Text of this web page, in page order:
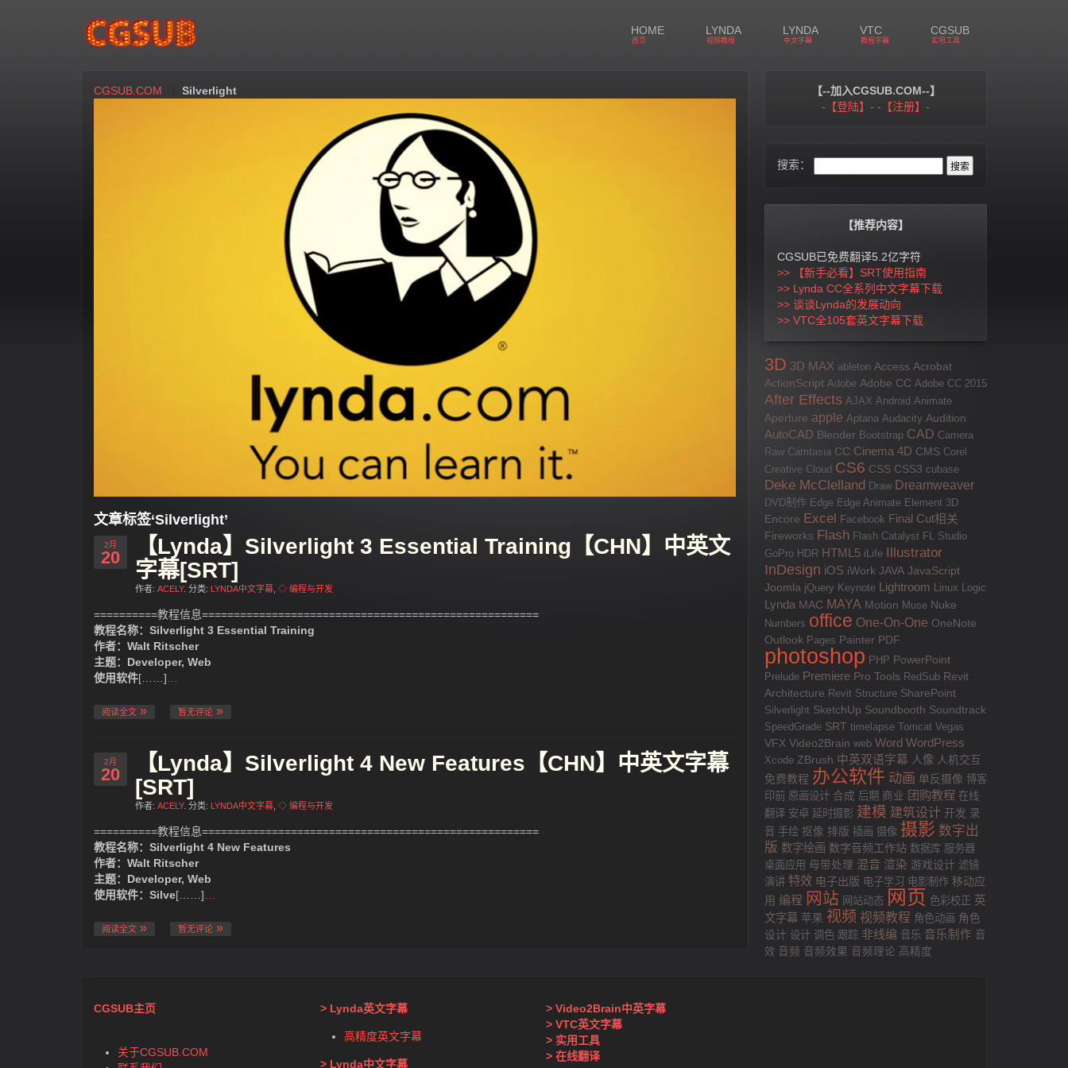
HOME
首页
LYNDA
视频教程
LYNDA
中文字幕
VTC
教程字幕
CGSUB
实用工具
CGSUB.COM Silverlight
文章标签‘Silverlight’
2月
20
【Lynda】Silverlight 3 Essential Training【CHN】中英文
字幕[SRT]
作者: ACELY. 分类: LYNDA中文字幕 ◇ 编程与开发
==========教程信息=====================================================
教程名称：Silverlight 3 Essential Training
作者：Walt Ritscher
主题：Developer, Web
使用软件[……]
阅读全文 暂无评论
2月
20
【Lynda】Silverlight 4 New Features【CHN】中英文字幕
[SRT]
作者: ACELY. 分类: LYNDA中文字幕 ◇ 编程与开发
==========教程信息=====================================================
教程名称：Silverlight 4 New Features
作者：Walt Ritscher
主题：Developer, Web
使用软件：Silve[……]
阅读全文 暂无评论
【--加入CGSUB.COM--】
-【登陆】- -【注册】-
搜索：
【推荐内容】
CGSUB已免费翻译5.2亿字符
>> 【新手必看】SRT使用指南
>> Lynda CC全系列中文字幕下载
>> 谈谈Lynda的发展动向
>> VTC全105套英文字幕下载
3D 3D MAX ableton Access Acrobat
ActionScript Adobe Adobe CC Adobe CC 2015
After Effects AJAX Android Animate
Aperture apple Aptana Audacity Audition
AutoCAD Blender Bootstrap CAD Camera
Raw Camtasia CC Cinema 4D CMS Corel
Creative Cloud CS6 CSS CSS3 cubase
Deke McClelland Draw Dreamweaver
DVD制作 Edge Edge Animate Element 3D
Encore Excel Facebook Final Cut相关
Fireworks Flash Flash Catalyst FL Studio
GoPro HDR HTML5 iLife Illustrator
InDesign iOS iWork JAVA JavaScript
Joomla jQuery Keynote Lightroom Linux Logic
Lynda MAC MAYA Motion Muse Nuke
Numbers office One-On-One OneNote
Outlook Pages Painter PDF
photoshop PHP PowerPoint
Prelude Premiere Pro Tools RedSub Revit
Architecture Revit Structure SharePoint
Silverlight SketchUp Soundbooth Soundtrack
SpeedGrade SRT timelapse Tomcat Vegas
VFX Video2Brain web Word WordPress
Xcode ZBrush 中英双语字幕 人像 人机交互
免费教程 办公软件 动画 单反摄像 博客
印前 原画设计 合成 后期 商业 团购教程 在线
翻译 安卓 延时摄影 建模 建筑设计 开发 录
音 手绘 抠像 排版 插画 摄像 摄影 数字出
版 数字绘画 数字音频工作站 数据库 服务器
桌面应用 母带处理 混音 渲染 游戏设计 滤镜
演讲 特效 电子出版 电子学习 电影制作 移动应
用 编程 网站 网站动态 网页 色彩校正 英
文字幕 苹果 视频 视频教程 角色动画 角色
设计 设计 调色 跟踪 非线编 音乐 音乐制作 音
效 音频 音频效果 音频理论 高精度
CGSUB主页
关于CGSUB.COM
> Lynda英文字幕
高精度英文字幕
> Lynda中文字幕
> Video2Brain中英字幕
> VTC英文字幕
> 实用工具
> 在线翻译